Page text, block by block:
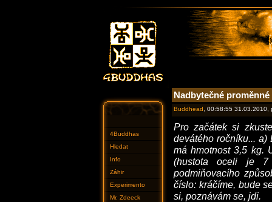
4Buddhas
Hledat
Info
Záhir
Experimento
Mr. Zdeeck
Nadbytečné proměnné
Buddhead , 00:58:55
Pro začátek si
devátého ročníku...
má hmotnost 3,5 kg.
(hustota oceli je 7
podmiňovacího
číslo: kráčíme, bude
si, poznávám se, jdi.